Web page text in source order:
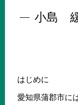
小島
はじめに
愛知県蒲郡市に